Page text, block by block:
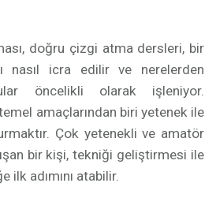
doğru çizgi atma dersleri, bir
nasıl icra edilir ve nerelerden
öncelikli olarak işleniyor.
amaçlarından biri yetenek ile
Çok yetenekli ve amatör
bir kişi, tekniği geliştirmesi ile
adımını atabilir.